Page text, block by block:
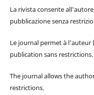
La rivista consente
pubblicazione senza
Le journal permet à l'auteur
publication sans restrictions.
The journal allows the
restrictions.